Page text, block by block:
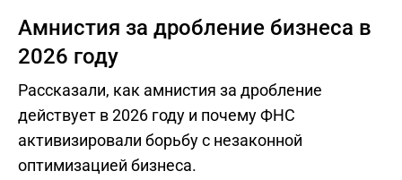
Амнистия за дробление бизнеса в
2026 году
Рассказали, как амнистия за дробление
действует в 2026 году и почему ФНС
активизировали борьбу с незаконной
оптимизацией бизнеса.